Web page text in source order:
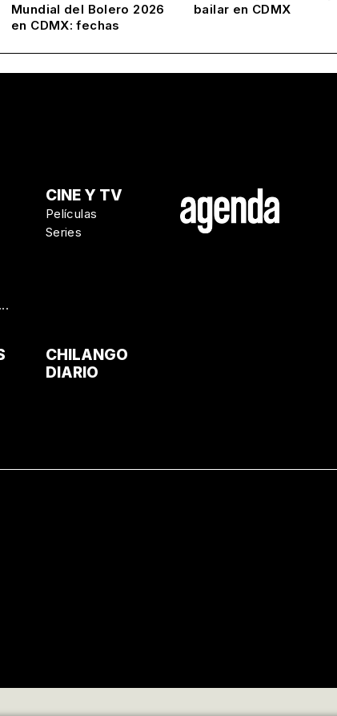
Mundial del Bolero 2026
en CDMX: fechas
bailar en CDMX
CINE Y TV
Películas
Series
CHILANGO
DIARIO